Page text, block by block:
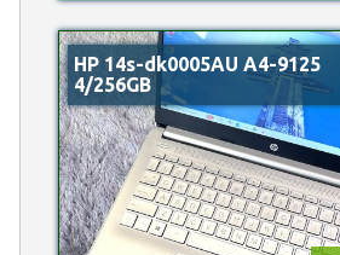
HP 14s-dk0005AU A4-9125
4/256GB